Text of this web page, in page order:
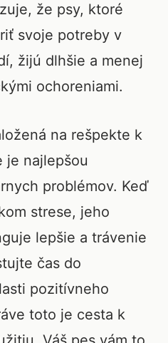
že psy, ktoré
svoje potreby v
žijú dlhšie a menej
ochoreniami.
na rešpekte k
je najlepšou
problémov. Keď
strese, jeho
lepšie a trávenie
čas do
pozitívneho
toto je cesta k